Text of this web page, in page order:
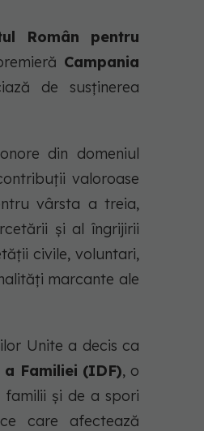
Român pentru
Campania
de susținerea
din domeniul
valoroase
vârsta a treia,
şi al îngrijirii
civile, voluntari,
marcante ale
Unite a decis ca
Familiei (IDF), o
și de a spori
care afectează